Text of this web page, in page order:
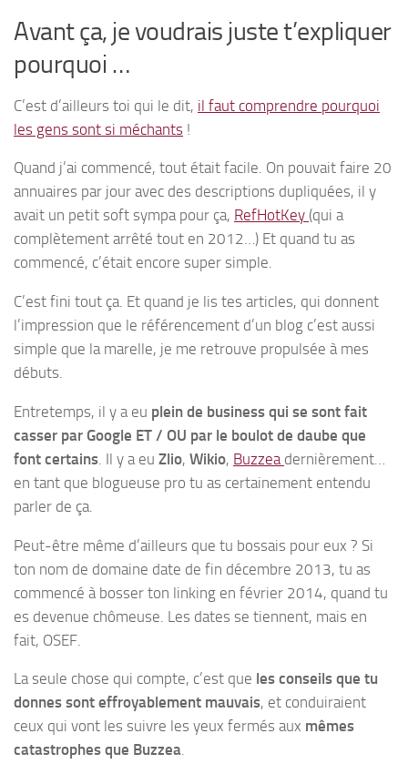
Avant ça, je voudrais juste t’expliquer
pourquoi …
C’est d’ailleurs toi qui le dit, il faut comprendre pourquoi
les gens sont si méchants !
Quand j’ai commencé, tout était facile. On pouvait faire 20
annuaires par jour avec des descriptions dupliquées, il y
avait un petit soft sympa pour ça, RefHotKey (qui a
complètement arrêté tout en 2012…) Et quand tu as
commencé, c’était encore super simple.
C’est fini tout ça. Et quand je lis tes articles, qui donnent
l’impression que le référencement d’un blog c’est aussi
simple que la marelle, je me retrouve propulsée à mes
débuts.
Entretemps, il y a eu plein de business qui se sont fait
casser par Google ET / OU par le boulot de daube que
font certains . Il y a eu Zlio, Wikio, Buzzea dernièrement…
en tant que blogueuse pro tu as certainement entendu
parler de ça.
Peut-être même d’ailleurs que tu bossais pour eux ? Si
ton nom de domaine date de fin décembre 2013, tu as
commencé à bosser ton linking en février 2014, quand tu
es devenue chômeuse. Les dates se tiennent, mais en
fait, OSEF.
La seule chose qui compte, c’est que les conseils que tu
donnes sont effroyablement mauvais, et conduiraient
ceux qui vont les suivre les yeux fermés aux mêmes
catastrophes que Buzzea.